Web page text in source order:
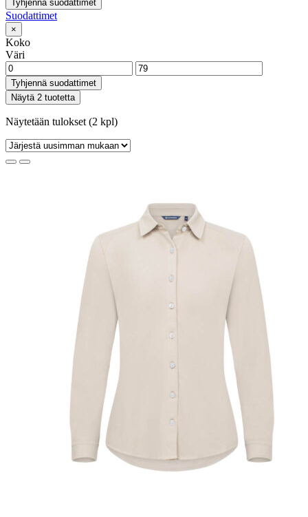
Tyhjennä suodattimet
Suodattimet
×
Koko
Väri
Tyhjennä suodattimet
Näytä 2 tuotetta
Näytetään tulokset (2 kpl)